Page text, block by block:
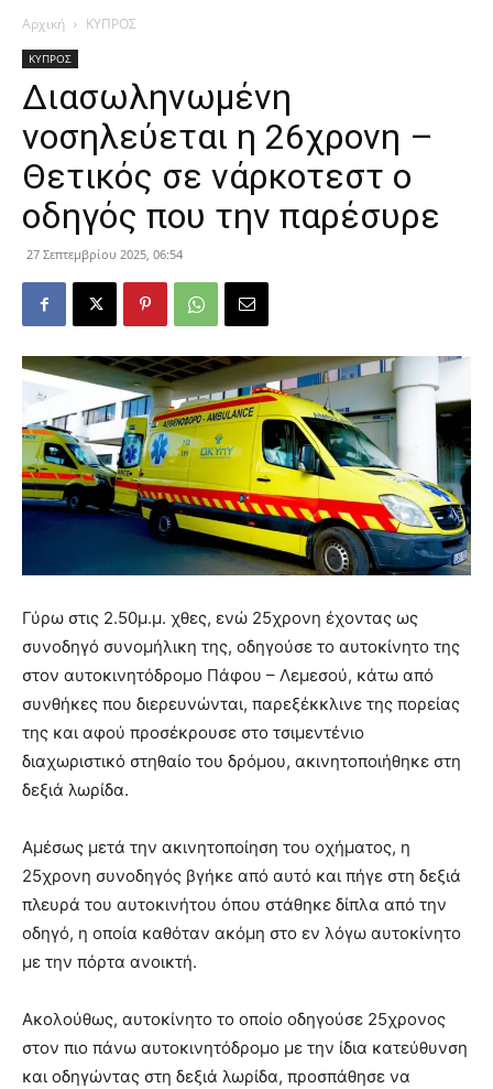
Αρχική ΚΥΠΡΟΣ
ΚΥΠΡΟΣ
Διασωληνωμένη
νοσηλεύεται η 26χρονη –
Θετικός σε νάρκοτεστ ο
οδηγός που την παρέσυρε
27 Σεπτεμβρίου 2025, 06:54
Γύρω στις 2.50μ.μ. χθες, ενώ 25χρονη έχοντας ως
συνοδηγό συνομήλικη της, οδηγούσε το αυτοκίνητο της
στον αυτοκινητόδρομο Πάφου – Λεμεσού, κάτω από
συνθήκες που διερευνώνται, παρεξέκκλινε της πορείας
της και αφού προσέκρουσε στο τσιμεντένιο
διαχωριστικό στηθαίο του δρόμου, ακινητοποιήθηκε στη
δεξιά λωρίδα.
Αμέσως μετά την ακινητοποίηση του οχήματος, η
25χρονη συνοδηγός βγήκε από αυτό και πήγε στη δεξιά
πλευρά του αυτοκινήτου όπου στάθηκε δίπλα από την
οδηγό, η οποία καθόταν ακόμη στο εν λόγω αυτοκίνητο
με την πόρτα ανοικτή.
Ακολούθως, αυτοκίνητο το οποίο οδηγούσε 25χρονος
στον πιο πάνω αυτοκινητόδρομο με την ίδια κατεύθυνση
και οδηγώντας στη δεξιά λωρίδα, προσπάθησε να